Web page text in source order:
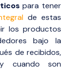
para tener
de estas
los productos
bajo la
de recibidos,
cuando son